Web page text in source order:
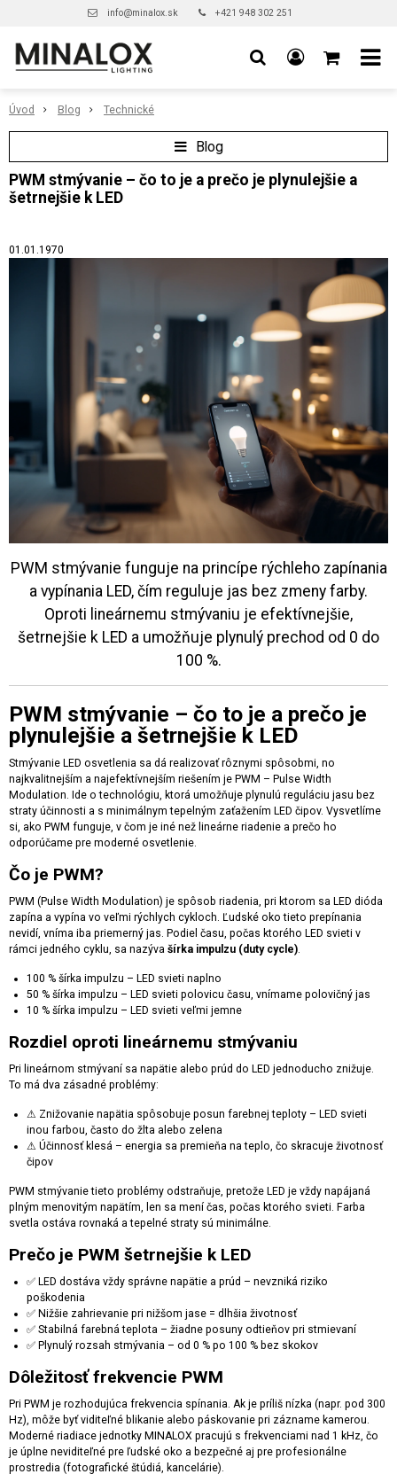
info@minalox.sk +421 948 302 251
Úvod Blog Technické
Blog
PWM stmývanie – čo to je a prečo je plynulejšie a
šetrnejšie k LED
01.01.1970
PWM stmývanie funguje na princípe rýchleho zapínania
a vypínania LED, čím reguluje jas bez zmeny farby.
Oproti lineárnemu stmývaniu je efektívnejšie,
šetrnejšie k LED a umožňuje plynulý prechod od 0 do
100 %.
PWM stmývanie – čo to je a prečo je
plynulejšie a šetrnejšie k LED
Stmývanie LED osvetlenia sa dá realizovať rôznymi spôsobmi, no
najkvalitnejším a najefektívnejším riešením je PWM – Pulse Width
Modulation. Ide o technológiu, ktorá umožňuje plynulú reguláciu jasu bez
straty účinnosti a s minimálnym tepelným zaťažením LED čipov. Vysvetlíme
si, ako PWM funguje, v čom je iné než lineárne riadenie a prečo ho
odporúčame pre moderné osvetlenie.
Čo je PWM?
PWM (Pulse Width Modulation) je spôsob riadenia, pri ktorom sa LED dióda
zapína a vypína vo veľmi rýchlych cykloch. Ľudské oko tieto prepínania
nevidí, vníma iba priemerný jas. Podiel času, počas ktorého LED svieti v
rámci jedného cyklu, sa nazýva šírka impulzu (duty cycle).
100 % šírka impulzu – LED svieti naplno
50 % šírka impulzu – LED svieti polovicu času, vnímame polovičný jas
10 % šírka impulzu – LED svieti veľmi jemne
Rozdiel oproti lineárnemu stmývaniu
Pri lineárnom stmývaní sa napätie alebo prúd do LED jednoducho znižuje.
To má dva zásadné problémy:
⚠ Znižovanie napätia spôsobuje posun farebnej teploty – LED svieti
inou farbou, často do žlta alebo zelena
⚠ Účinnosť klesá – energia sa premieňa na teplo, čo skracuje životnosť
čipov
PWM stmývanie tieto problémy odstraňuje, pretože LED je vždy napájaná
plným menovitým napätím, len sa mení čas, počas ktorého svieti. Farba
svetla ostáva rovnaká a tepelné straty sú minimálne.
Prečo je PWM šetrnejšie k LED
✅ LED dostáva vždy správne napätie a prúd – nevzniká riziko
poškodenia
✅ Nižšie zahrievanie pri nižšom jase = dlhšia životnosť
✅ Stabilná farebná teplota – žiadne posuny odtieňov pri stmievaní
✅ Plynulý rozsah stmývania – od 0 % po 100 % bez skokov
Dôležitosť frekvencie PWM
Pri PWM je rozhodujúca frekvencia spínania. Ak je príliš nízka (napr. pod 300
Hz), môže byť viditeľné blikanie alebo páskovanie pri zázname kamerou.
Moderné riadiace jednotky MINALOX pracujú s frekvenciami nad 1 kHz, čo
je úplne neviditeľné pre ľudské oko a bezpečné aj pre profesionálne
prostredia (fotografické štúdiá, kancelárie).